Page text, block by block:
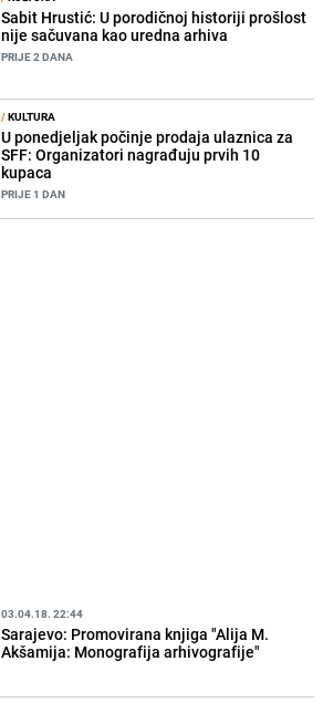
Sabit Hrustić: U porodičnoj historiji prošlost
nije sačuvana kao uredna arhiva
PRIJE 2 DANA
/KULTURA
U ponedjeljak počinje prodaja ulaznica za
SFF: Organizatori nagrađuju prvih 10
kupaca
PRIJE 1 DAN
03.04.18. 22:44
Sarajevo: Promovirana knjiga "Alija M.
Akšamija: Monografija arhivografije"